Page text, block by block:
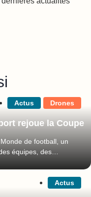
Actus Drones
rejoue la Coupe
de football, un
équipes, des
Actus